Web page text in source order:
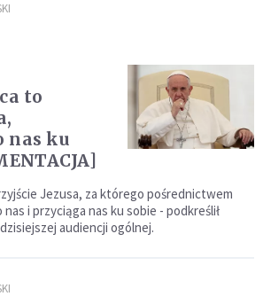
to
nas ku
Jezusa, za którego pośrednictwem
i przyciąga nas ku sobie - podkreślił
audiencji ogólnej.